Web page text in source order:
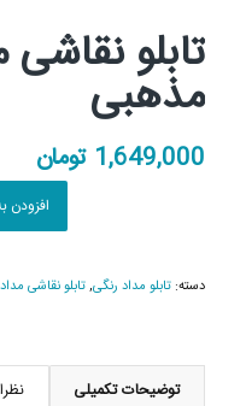
تابلو
مذهبی
1,649,000 تومان
افزودن
دسته: تابلو مداد رنگی,تابلو نقاشی
توضیحات تکمیلی